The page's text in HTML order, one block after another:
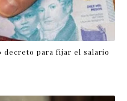
decreto para fijar el salario